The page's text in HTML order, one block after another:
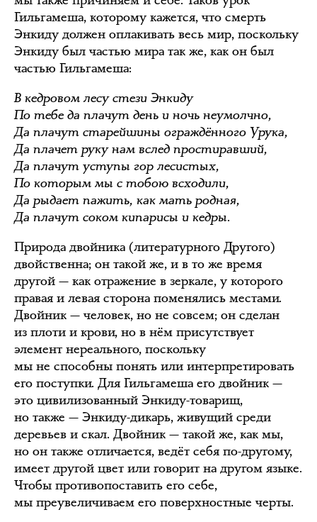
Гильгамеша, которому кажется, что смерть
Энкиду должен оплакивать весь мир, поскольку
Энкиду был частью мира так же, как он был
частью Гильгамеша:
В кедровом лесу стези Энкиду
По тебе да плачут день и ночь неумолчно,
Да плачут старейшины ограждённого Урука,
Да плачет руку нам вслед простиравший,
Да плачут уступы гор лесистых,
По которым мы с тобою всходили,
Да рыдает пажить, как мать родная,
Да плачут соком кипарисы и кедры.
Природа двойника (литературного Другого)
двойственна; он такой же, и в то же время
другой — как отражение в зеркале, у которого
правая и левая сторона поменялись местами.
Двойник — человек, но не совсем; он сделан
из плоти и крови, но в нём присутствует
элемент нереального, поскольку
мы не способны понять или интерпретировать
его поступки. Для Гильгамеша его двойник —
это цивилизованный Энкиду-товарищ,
но также — Энкиду-дикарь, живущий среди
деревьев и скал. Двойник — такой же, как мы,
но он также отличается, ведёт себя по-другому,
имеет другой цвет или говорит на другом языке.
Чтобы противопоставить его себе,
мы преувеличиваем его поверхностные черты.